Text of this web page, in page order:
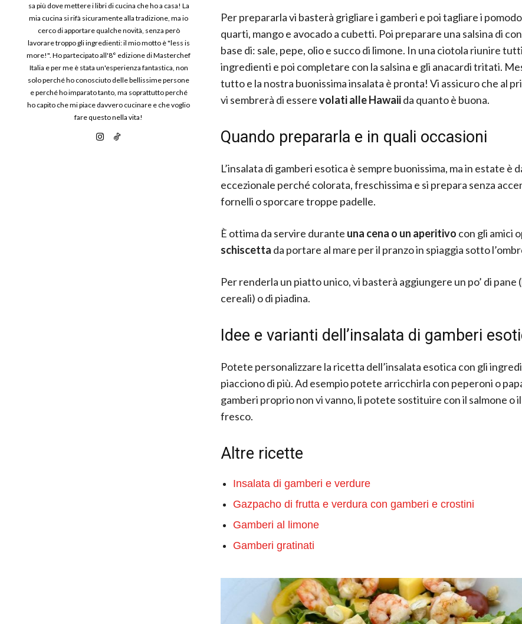
sa più dove mettere i libri di cucina che ho a casa! La
mia cucina si rifà sicuramente alla tradizione, ma io
cerco di apportare qualche novità, senza però
lavorare troppo gli ingredienti: il mio motto è "less is
more!". Ho partecipato all'8° edizione di Masterchef
Italia e per me è stata un'esperienza fantastica, non
solo perché ho conosciuto delle bellissime persone
e perché ho imparato tanto, ma soprattutto perché
ho capito che mi piace davvero cucinare e che voglio
fare questo nella vita!
Per prepararla vi basterà grigliare i gamberi e poi tagliare i
quarti, mango e avocado a cubetti. Poi preparare una salsina di
base di: sale, pepe, olio e succo di limone. In una ciotola riunire
ingredienti e poi completare con la salsina e gli anacardi tritati.
tutto e la nostra buonissima insalata è pronta! Vi assicuro che al
vi sembrerà di esserevolati alle Hawaiida quanto è buona.
Quando prepararla e in quali occasioni
L’insalata di gamberi esotica è sempre buonissima, ma in estate è
eccezionale perché colorata, freschissima e si prepara senza
fornelli o sporcare troppe padelle.
È ottima da servire durante una cena o un aperitivo con gli amici
schiscetta da portare al mare per il pranzo in spiaggia sotto
Per renderla un piatto unico, vi basterà aggiungere un po’ di pane
cereali) o di piadina.
Idee e varianti dell’insalata di gamberi
Potete personalizzare la ricetta dell’insalata esotica con gli
piacciono di più. Ad esempio potete arricchirla con peperoni o
gamberi proprio non vi vanno, li potete sostituire con il salmone o
fresco.
Altre ricette
Insalata di gamberi e verdure
Gazpacho di frutta e verdura con gamberi e crostini
Gamberi al limone
Gamberi gratinati